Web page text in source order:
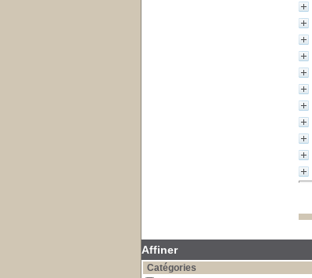
Affiner
Catégories